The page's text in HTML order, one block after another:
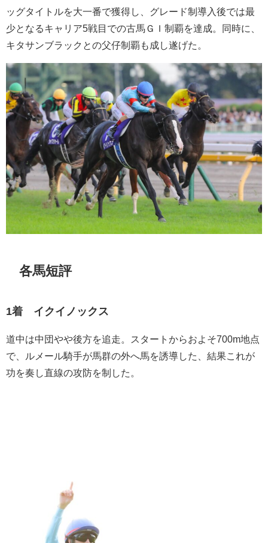
ッグタイトルを大一番で獲得し、グレード制導入後では最
少となるキャリア5戦目での古馬ＧＩ制覇を達成。同時に、
キタサンブラックとの父仔制覇も成し遂げた。
各馬短評
1着 イクイノックス
道中は中団やや後方を追走。スタートからおよそ700m地点
で、ルメール騎手が馬群の外へ馬を誘導した、結果これが
功を奏し直線の攻防を制した。